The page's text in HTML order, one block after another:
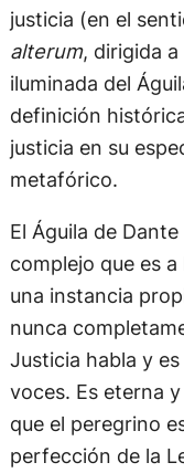
justicia (en el
alterum, dirigida
iluminada del
definición
justicia en su
metafórico.
El Águila de
complejo que es
una instancia
nunca
Justicia habla y
voces. Es eterna
que el peregrino
perfección de la